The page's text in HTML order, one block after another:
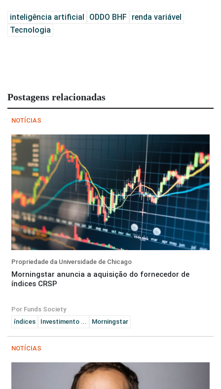
inteligência artificial ODDO BHF
renda variável
Tecnologia
Postagens relacionadas
NOTÍCIAS
Propriedade da Universidade de Chicago
Morningstar anuncia a aquisição do fornecedor de
índices CRSP
Por Funds Society
índices
Investimento ... Morningstar
NOTÍCIAS